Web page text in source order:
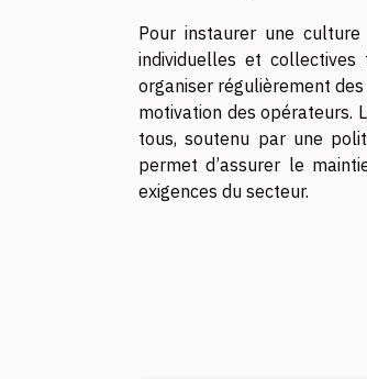
Pour instaurer une
individuelles et collectives
organiser régulièrement
motivation des opérateurs.
tous, soutenu par une
permet d’assurer le
exigences du secteur.